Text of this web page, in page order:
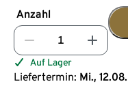
Anzahl
Auf Lager
Liefertermin: Mi.,